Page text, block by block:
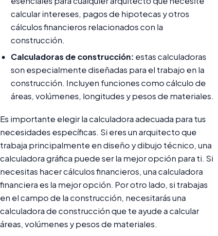
calcular intereses, pagos de hipotecas y otros
cálculos financieros relacionados con la
construcción.
Calculadoras de construcción: estas calculadoras
son especialmente diseñadas para el trabajo en la
construcción. Incluyen funciones como cálculo de
áreas, volúmenes, longitudes y pesos de materiales.
Es importante elegir la calculadora adecuada para tus
necesidades específicas. Si eres un arquitecto que
trabaja principalmente en diseño y dibujo técnico, una
calculadora gráfica puede ser la mejor opción para ti. Si
necesitas hacer cálculos financieros, una calculadora
financiera es la mejor opción. Por otro lado, si trabajas
en el campo de la construcción, necesitarás una
calculadora de construcción que te ayude a calcular
áreas, volúmenes y pesos de materiales.